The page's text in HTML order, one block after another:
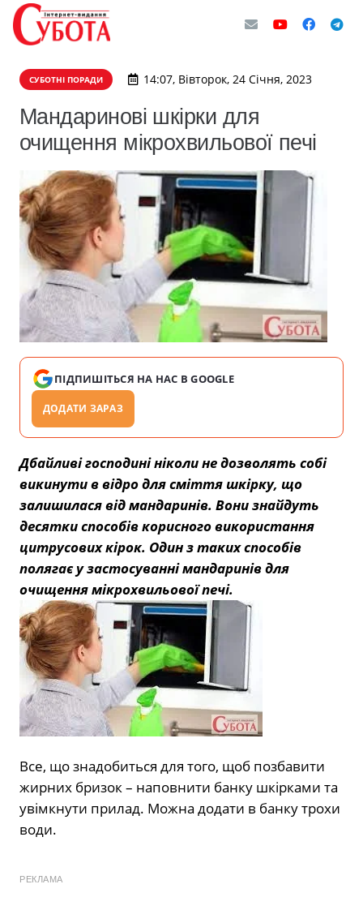
СУБОТНІ ПОРАДИ 14:07, Вівторок, 24 Січня, 2023
Мандаринові шкірки для
очищення мікрохвильової печі
ПІДПИШІТЬСЯ НА НАС В GOOGLE
ДОДАТИ ЗАРАЗ
Дбайливі господині ніколи не дозволять собі
викинути в відро для сміття шкірку, що
залишилася від мандаринів. Вони знайдуть
десятки способів корисного використання
цитрусових кірок. Один з таких способів
полягає у застосуванні мандаринів для
очищення мікрохвильової печі.
Все, що знадобиться для того, щоб позбавити
жирних бризок – наповнити банку шкірками та
увімкнути прилад. Можна додати в банку трохи
води.
РЕКЛАМА